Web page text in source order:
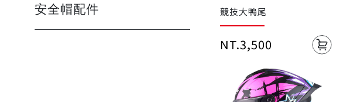
安全帽配件 競技大鴨尾
NT.3,500